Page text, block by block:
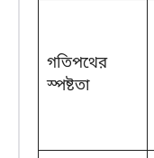
গতিপথের
স্পষ্টতা